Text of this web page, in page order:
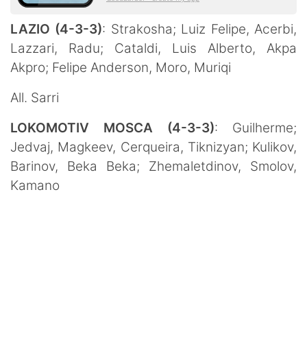
LAZIO (4-3-3): Strakosha; Luiz Felipe, Acerbi,
Lazzari, Radu; Cataldi, Luis Alberto, Akpa
Akpro; Felipe Anderson, Moro, Muriqi
All. Sarri
LOKOMOTIV MOSCA
(4-3-3): Guilherme;
Jedvaj, Magkeev, Cerqueira, Tiknizyan; Kulikov,
Barinov, Beka Beka; Zhemaletdinov, Smolov,
Kamano